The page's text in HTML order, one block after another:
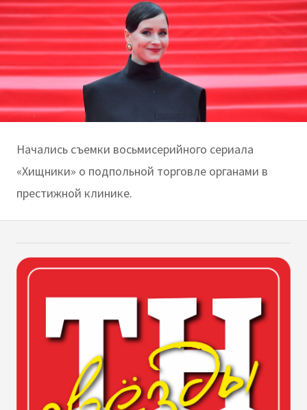
Начались съемки восьмисерийного сериала
«Хищники» о подпольной торговле органами в
престижной клинике.